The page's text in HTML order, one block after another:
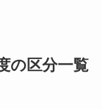
の区分一覧